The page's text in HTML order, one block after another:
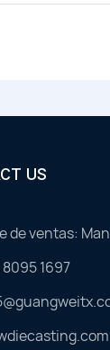
US
de ventas:
8095 1697